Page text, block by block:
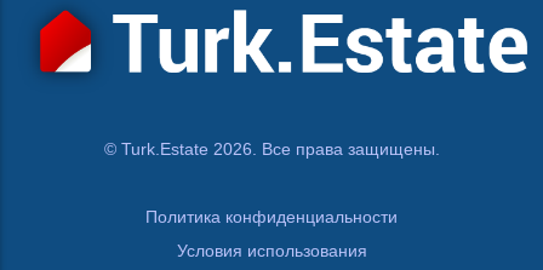
© Turk.Estate 2026. Все права защищены.
Политика конфиденциальности
Условия использования